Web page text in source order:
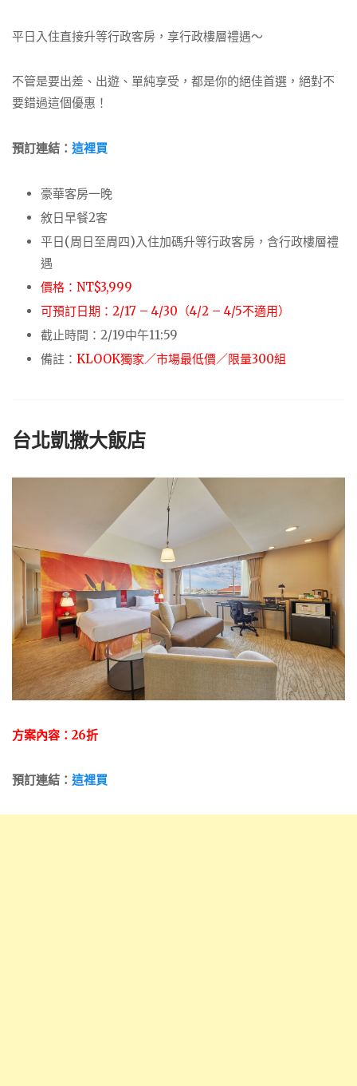
平日入住直接升等行政客房，享行政樓層禮遇～
不管是要出差、出遊、單純享受，都是你的絕佳首選，絕對不
要錯過這個優惠！
預訂連結： 這裡買
豪華客房一晚
敘日早餐2客
平日(周日至周四)入住加碼升等行政客房，含行政樓層禮
遇
價格：NT$3,999
可預訂日期：2/17 – 4/30（4/2 – 4/5不適用）
截止時間：2/19中午11:59
備註： KLOOK獨家／市場最低價／限量300組
台北凱撒大飯店
方案內容：26折
預訂連結： 這裡買